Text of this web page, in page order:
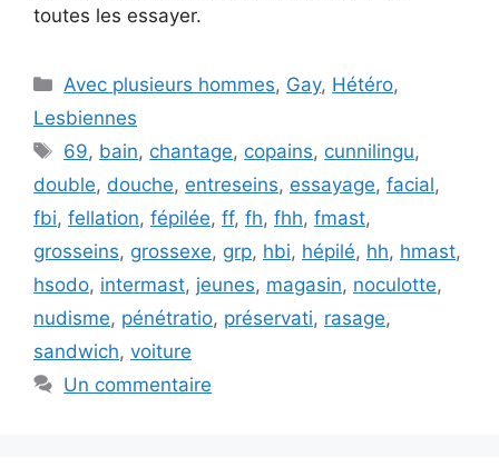
toutes les essayer.
Catégories
Avec plusieurs hommes, Gay, Hétéro,
Lesbiennes
Étiquettes
69, bain, chantage, copains, cunnilingu,
double, douche, entreseins, essayage, facial,
fbi, fellation, fépilée, ff, fh, fhh, fmast,
grosseins, grossexe, grp, hbi, hépilé, hh, hmast,
hsodo, intermast, jeunes, magasin, noculotte,
nudisme, pénétratio, préservati, rasage,
sandwich, voiture
Un commentaire